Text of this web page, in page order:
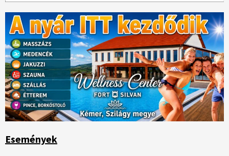
Események